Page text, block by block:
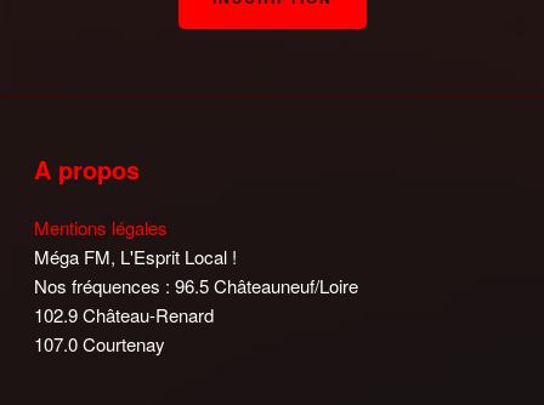
A propos
Mentions légales
Méga FM, L'Esprit Local !
Nos fréquences : 96.5 Châteauneuf/Loire
102.9 Château-Renard
107.0 Courtenay